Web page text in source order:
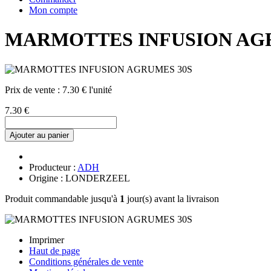
Mon compte
MARMOTTES INFUSION
Prix de vente : 7.30 € l'unité
7.30 €
Ajouter au panier
Producteur : ADH
Origine : LONDERZEEL
Produit commandable jusqu'à 1 jour(s) avant la livraison
Imprimer
Haut de page
Conditions générales de vente